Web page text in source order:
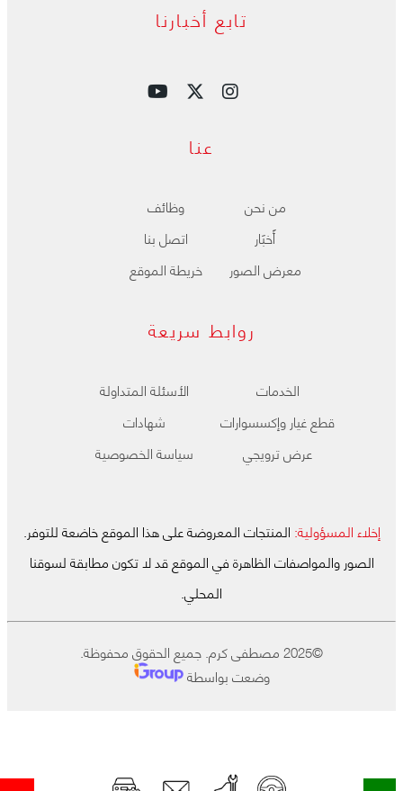
تابع أخبارنا
عنا
من نحن
ﺃَﺧﺒَﺎﺭ
معرض الصور
وظائف
اتصل بنا
خريطة الموقع
روابط سريعة
الخدمات
قطع غيار وإكسسوارات
عرض ترويجي
الأسئلة المتداولة
شهادات
سياسة الخصوصية
إخلاء المسؤولية:المنتجات المعروضة على هذا الموقع خاضعة للتوفر.
الصور والمواصفات الظاهرة في الموقع قد لا تكون مطابقة لسوقنا
المحلي.
©2025 مصطفى كرم. جميع الحقوق محفوظة.
وضعت بواسطة